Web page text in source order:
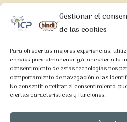
Gestionar el
de las cookies
Para ofrecer las mejores experiencias,
cookies para almacenar y/o acceder a la
consentimiento de estas tecnologías nos
comportamiento de navegación o las
No consentir o retirar el consentimiento,
ciertas características y funciones.
LEGAL
Política de Privacidad
Política de Cookies
CONTACTO